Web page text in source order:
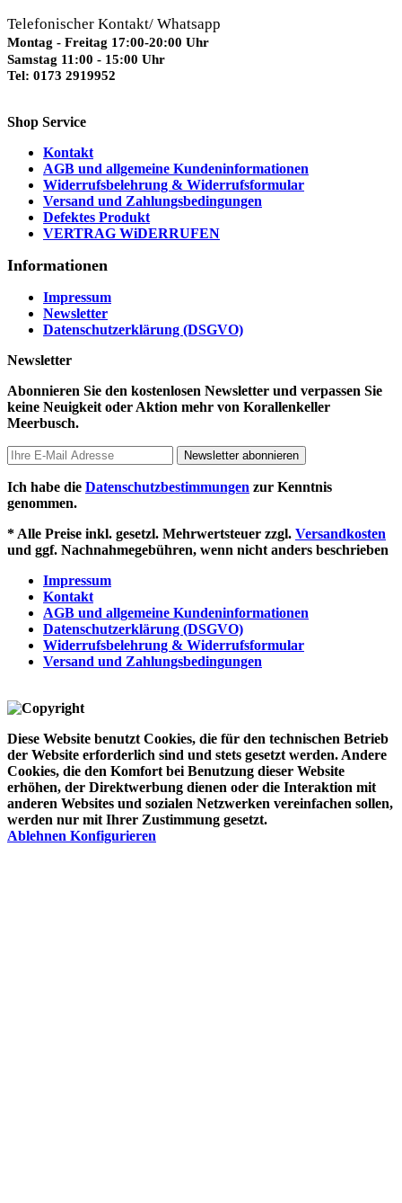
Telefonischer Kontakt/ Whatsapp
Montag - Freitag 17:00-20:00 Uhr
Samstag 11:00 - 15:00 Uhr
Tel: 0173 2919952
Shop Service
Kontakt
AGB und allgemeine Kundeninformationen
Widerrufsbelehrung & Widerrufsformular
Versand und Zahlungsbedingungen
Defektes Produkt
VERTRAG WiDERRUFEN
Informationen
Impressum
Newsletter
Datenschutzerklärung (DSGVO)
Newsletter
Abonnieren Sie den kostenlosen Newsletter und verpassen Sie
keine Neuigkeit oder Aktion mehr von Korallenkeller
Meerbusch.
Newsletter abonnieren
Ich habe die Datenschutzbestimmungen zur Kenntnis
genommen.
* Alle Preise inkl. gesetzl. Mehrwertsteuer zzgl. Versandkosten
und ggf. Nachnahmegebühren, wenn nicht anders beschrieben
Impressum
Kontakt
AGB und allgemeine Kundeninformationen
Datenschutzerklärung (DSGVO)
Widerrufsbelehrung & Widerrufsformular
Versand und Zahlungsbedingungen
Diese Website benutzt Cookies, die für den technischen Betrieb
der Website erforderlich sind und stets gesetzt werden. Andere
Cookies, die den Komfort bei Benutzung dieser Website
erhöhen, der Direktwerbung dienen oder die Interaktion mit
anderen Websites und sozialen Netzwerken vereinfachen sollen,
werden nur mit Ihrer Zustimmung gesetzt.
Ablehnen Konfigurieren